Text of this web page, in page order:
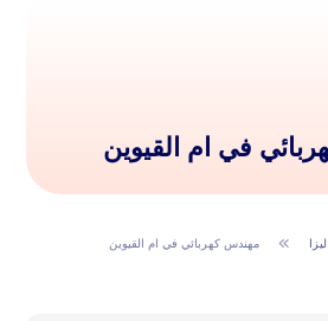
في ام القيوين
مهندس كهربائي في ام القيوين